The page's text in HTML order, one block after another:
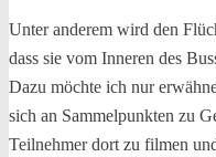
Unter anderem wird den
dass sie vom Inneren des
Dazu möchte ich nur
sich an Sammelpunkten zu
Teilnehmer dort zu filmen